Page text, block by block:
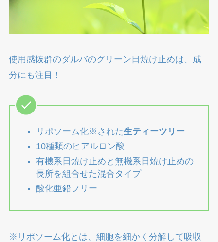
使用感抜群のダルバのグリーン日焼け止めは、成
分にも注目！
リポソーム化※された生ティーツリー
10種類のヒアルロン酸
有機系日焼け止めと無機系日焼け止めの
長所を組合せた混合タイプ
酸化亜鉛フリー
※リポソーム化とは、細胞を細かく分解して吸収